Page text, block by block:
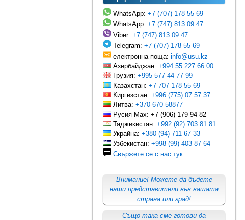
WhatsApp: +7 (707) 178 55 69
WhatsApp: +7 (747) 813 09 47
Viber: +7 (747) 813 09 47
Telegram: +7 (707) 178 55 69
електронна поща: info@usu.kz
Азербайджан: +994 55 227 66 00
Грузия: +995 577 44 77 99
Казахстан: +7 707 178 55 69
Киргизстан: +996 (775) 07 57 37
Литва: +370-670-58877
Русия Max: +7 (906) 179 94 82
Таджикистан: +992 (92) 703 81 81
Украйна: +380 (94) 711 67 33
Узбекистан: +998 (99) 403 87 64
Свържете се с нас тук
Внимание! Можете да бъдете
наши представители във вашата
страна или град!
Също така сме готови да